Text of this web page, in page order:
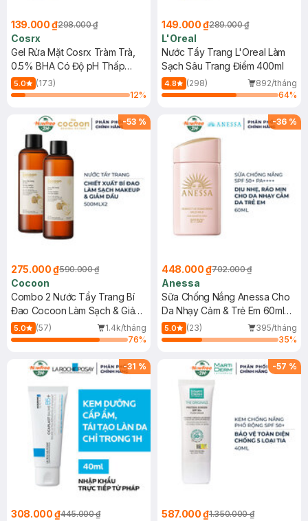
139.000 ₫298.000 ₫
Cosrx
Gel Rửa Mặt Cosrx Tràm Trà,
0.5% BHA Có Độ pH Thấp
150ml
5.0
(173)
12%
149.000 ₫289.000 ₫
L'Oreal
Nước Tẩy Trang L'Oreal Làm
Sạch Sâu Trang Điểm 400ml
4.8 (298)
892/tháng
64%
-53 %
275.000 ₫590.000 ₫
Cocoon
Combo 2 Nước Tẩy Trang Bí
Đao Cocoon Làm Sạch & Giảm
Dầu 500ml
5.0 (57)
1.4k/tháng
76%
-36 %
448.000 ₫702.000 ₫
Anessa
Sữa Chống Nắng Anessa Cho
Da Nhạy Cảm & Trẻ Em 60ml
(Mới)
5.0 (23)
395/tháng
35%
-31 %
308.000 ₫445.000 ₫
-57 %
587.000 ₫1.350.000 ₫